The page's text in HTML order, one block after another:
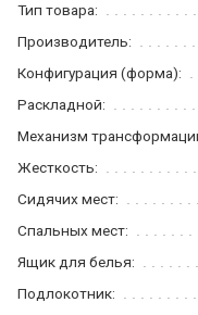
Тип товара:
Производитель:
Конфигурация (форма):
Раскладной:
Механизм
Жесткость:
Сидячих мест:
Спальных мест:
Ящик для белья:
Подлокотник: